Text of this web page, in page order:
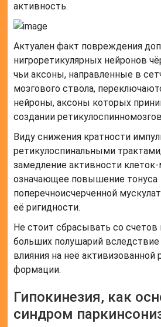
активность.
Актуален факт повреждения
нигроретикулярных нейронов
чьи аксоны, направленные в
мозгового ствола,
нейроны, аксоны которых
создании
Виду снижения кратности
ретикулоспинальными
замедление активности
означающее повышение тонуса
поперечноисчерченной
её ригидности.
Не стоит сбрасывать со
больших полушарий
влияния на неё активизованной
формации.
Гипокинезия, как
синдром